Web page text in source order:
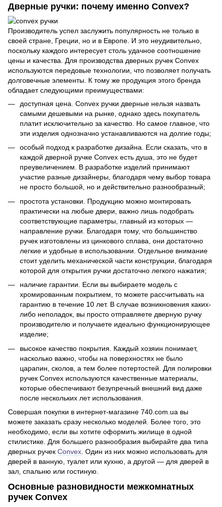
Дверные ручки: почему именно Сonvex?
Производитель успел заслужить популярность не только в
своей стране, Греции, но и в Европе. И это неудивительно,
поскольку каждого интересует столь удачное соотношение
цены и качества. Для производства дверных ручек Convex
используются передовые технологии, что позволяет получать
долговечные элементы. К тому же продукция этого бренда
обладает следующими преимуществами:
доступная цена. Convex ручки дверные нельзя назвать
самыми дешевыми на рынке, однако здесь покупатель
платит исключительно за качество. Но самое главное, что
эти изделия однозначно устанавливаются на долгие годы;
особый подход к разработке дизайна. Если сказать, что в
каждой дверной ручке Convex есть душа, это не будет
преувеличением. В разработке изделий принимают
участие разные дизайнеры, благодаря чему выбор товара
не просто большой, но и действительно разнообразный;
простота установки. Продукцию можно монтировать
практически на любые двери, важно лишь подобрать
соответствующие параметры, главный из которых —
направление ручки. Благодаря тому, что большинство
ручек изготовлены из цинкового сплава, они достаточно
легкие и удобные в использовании. Отдельное внимание
стоит уделить механической части конструкции, благодаря
которой для открытия ручки достаточно легкого нажатия;
наличие гарантии. Если вы выбираете модель с
хромированным покрытием, то можете рассчитывать на
гарантию в течение 10 лет. В случае возникновения каких-
либо неполадок, вы просто отправляете дверную ручку
производителю и получаете идеально функционирующее
изделие;
высокое качество покрытия. Каждый хозяин понимает,
насколько важно, чтобы на поверхностях не было
царапин, сколов, а тем более потертостей. Для полировки
ручек Convex используются качественные материалы,
которые обеспечивают безупречный внешний вид даже
после нескольких лет использования.
Совершая покупки в интернет-магазине 740.com.ua вы
можете заказать сразу несколько моделей. Более того, это
необходимо, если вы хотите оформить жилище в одной
стилистике. Для большего разнообразия выбирайте два типа
дверных ручек Convex . Один из них можно использовать для
дверей в ванную, туалет или кухню, а другой — для дверей в
зал, спальню или гостиную.
Основные разновидности межкомнатных
ручек Convex